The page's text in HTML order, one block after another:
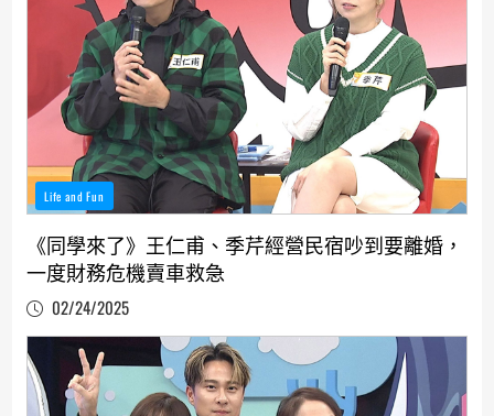
Life and Fun
《同學來了》王仁甫、季芹經營民宿吵到要離婚，
一度財務危機賣車救急
02/24/2025